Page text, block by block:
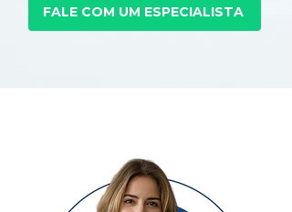
FALE COM UM ESPECIALISTA